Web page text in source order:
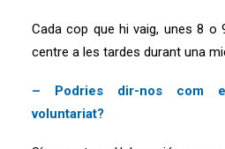
Cada cop que hi vaig, unes 8 o
centre a les tardes durant una
– Podries dir-nos com
voluntariat?